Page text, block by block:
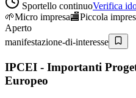
Sportello continuoVerifica
🌱Micro impresa🏬Piccola
Aperto
manifestazione-di-interesse
IPCEI - Importanti
Europeo